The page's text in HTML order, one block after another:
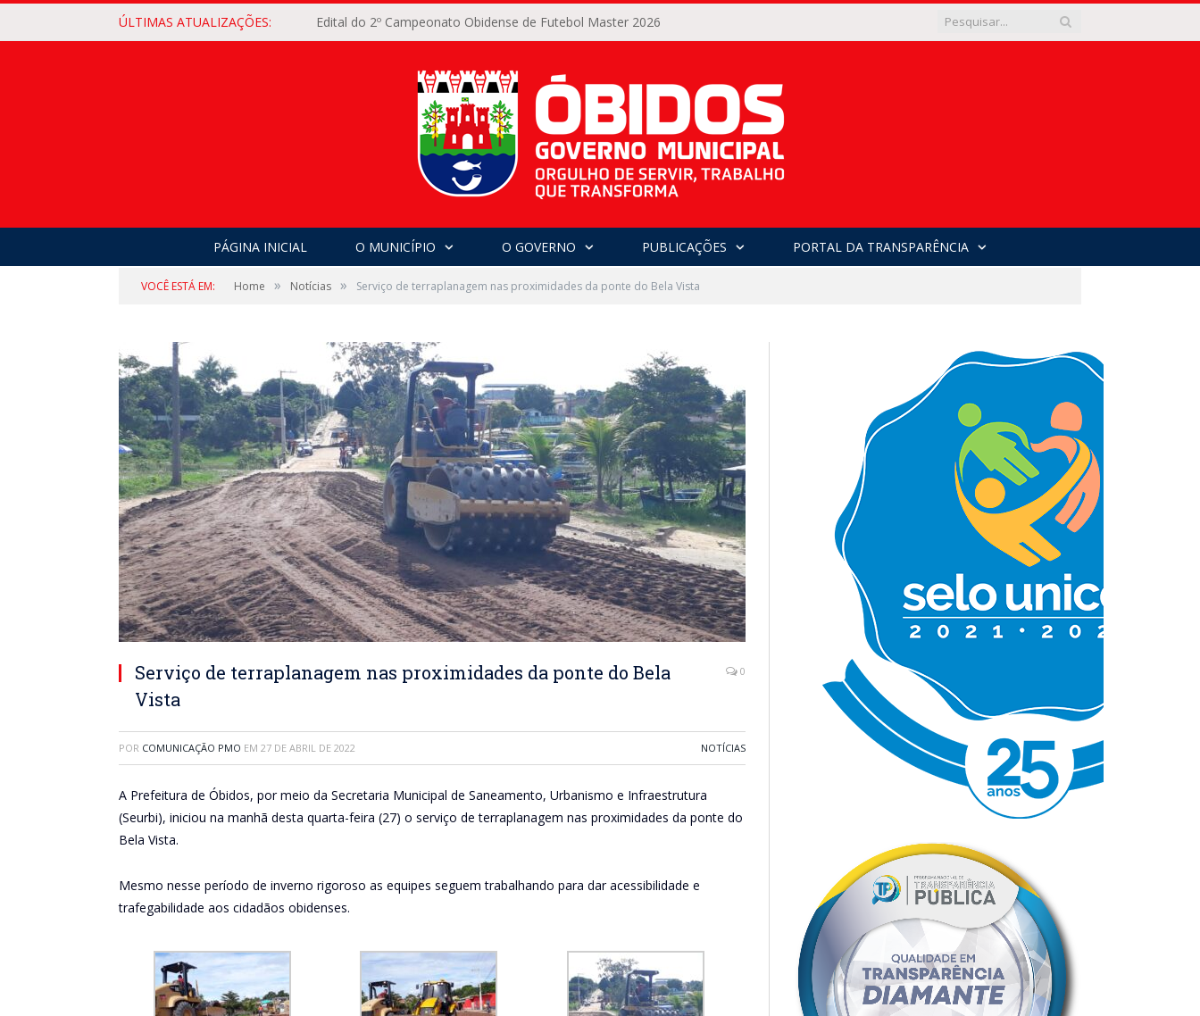
ÚLTIMAS ATUALIZAÇÕES: Edital do 2º Campeonato Obidense de Futebol Master 2026
PÁGINA INICIAL O MUNICÍPIO O GOVERNO PUBLICAÇÕES PORTAL DA TRANSPARÊNCIA
VOCÊ ESTÁ EM: Home » Notícias » Serviço de terraplanagem nas proximidades da ponte do Bela Vista
Serviço de terraplanagem nas proximidades da ponte do Bela
Vista
0
POR COMUNICAÇÃO PMO EM 27 DE ABRIL DE 2022 NOTÍCIAS
A Prefeitura de Óbidos, por meio da Secretaria Municipal de Saneamento, Urbanismo e Infraestrutura
(Seurbi), iniciou na manhã desta quarta-feira (27) o serviço de terraplanagem nas proximidades da ponte do
Bela Vista.
Mesmo nesse período de inverno rigoroso as equipes seguem trabalhando para dar acessibilidade e
trafegabilidade aos cidadãos obidenses.